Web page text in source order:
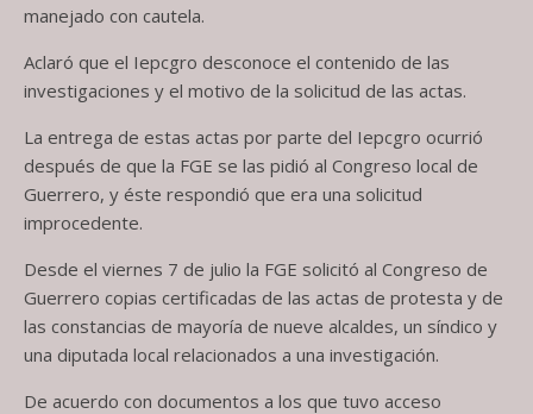
manejado con cautela.
Aclaró que el Iepcgro desconoce el contenido de las
investigaciones y el motivo de la solicitud de las actas.
La entrega de estas actas por parte del Iepcgro ocurrió
después de que la FGE se las pidió al Congreso local de
Guerrero, y éste respondió que era una solicitud
improcedente.
Desde el viernes 7 de julio la FGE solicitó al Congreso de
Guerrero copias certificadas de las actas de protesta y de
las constancias de mayoría de nueve alcaldes, un síndico y
una diputada local relacionados a una investigación.
De acuerdo con documentos a los que tuvo acceso